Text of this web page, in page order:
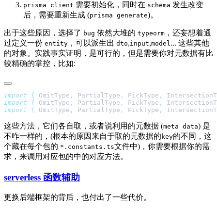
prisma client 需要初始化，同时在 schema 发生改变
后，需要重新生成 (prisma generate)。
出于这些原因，选择了 bug 依然大堆的 typeorm ，还妄想着通
过定义一份 entity ，可以派生出 dto,input,model... 这些其他
的对象。实践事实证明，是可行的，但是需要你对元数据有比
较精确的掌控，比如:
import { OmitType , PartialType , PickType ,
import { OmitType , PartialType , PickType ,
import { OmitType , PartialType , PickType ,
这些方法，它们各自取，或者说利用的元数据 (meta data) 是
不咋一样的，(根本的原因来自于取的元数据的 key的不同，这
个藏在每个包的 *.constants.ts文件中)，你需要根据你的需
求，来调用对应包的中的对应方法。
serverless 函数辅助
更换后端框架的背后，也付出了一些代价。